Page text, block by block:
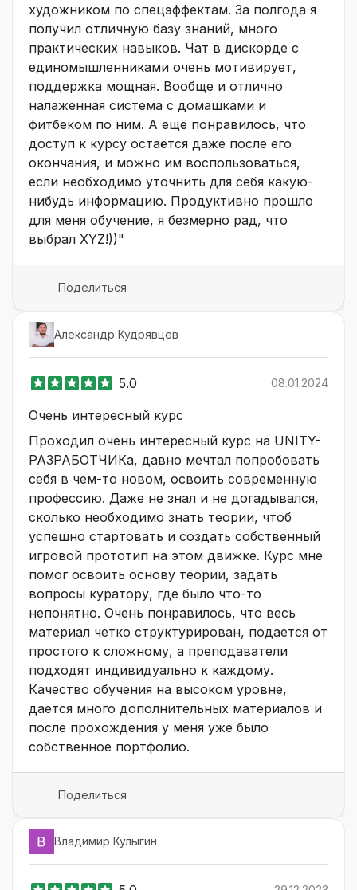
художником по спецэффектам. За полгода я
получил отличную базу знаний, много
практических навыков. Чат в дискорде с
единомышленниками очень мотивирует,
поддержка мощная. Вообще и отлично
налаженная система с домашками и
фитбеком по ним. А ещё понравилось, что
доступ к курсу остаётся даже после его
окончания, и можно им воспользоваться,
если необходимо уточнить для себя какую-
нибудь информацию. Продуктивно прошло
для меня обучение, я безмерно рад, что
выбрал XYZ!))"
Поделиться
Александр Кудрявцев
5.0 08.01.2024
Очень интересный курс
Проходил очень интересный курс на UNITY-
РАЗРАБОТЧИКа, давно мечтал попробовать
себя в чем-то новом, освоить современную
профессию. Даже не знал и не догадывался,
сколько необходимо знать теории, чтоб
успешно стартовать и создать собственный
игровой прототип на этом движке. Курс мне
помог освоить основу теории, задать
вопросы куратору, где было что-то
непонятно. Очень понравилось, что весь
материал четко структурирован, подается от
простого к сложному, а преподаватели
подходят индивидуально к каждому.
Качество обучения на высоком уровне,
дается много дополнительных материалов и
после прохождения у меня уже было
собственное портфолио.
Поделиться
Владимир Кулыгин